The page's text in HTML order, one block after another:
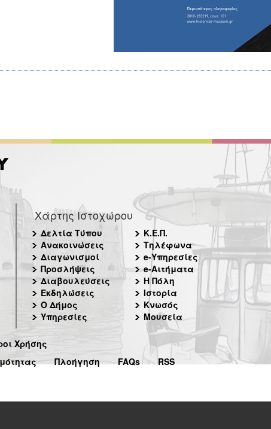
Χάρτης Ιστοχώρου
Δελτία Τύπου
Ανακοινώσεις
Διαγωνισμοί
Προσλήψεις
Διαβουλεύσεις
Εκδηλώσεις
Ο Δήμος
Υπηρεσίες
Κ.Ε.Π.
Τηλέφωνα
e-Υπηρεσίες
e-Αιτήματα
Η Πόλη
Ιστορία
Κνωσός
Μουσεία
Χρήσης
Πλοήγηση FAQs RSS